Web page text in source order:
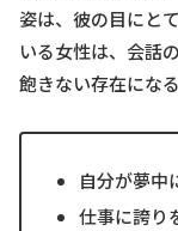
姿は、彼の目にと
いる女性は、会話
飽きない存在になる
自分が夢中
仕事に誇り